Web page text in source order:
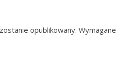
opublikowany. Wymagane